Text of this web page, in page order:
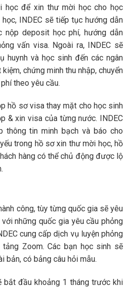
học để xin thư mời học cho học
INDEC sẽ tiếp tục hướng dẫn
nộp deposit học phí, hướng dẫn
vấn visa. Ngoài ra, INDEC sẽ
huynh và học sinh đến các ngân
chứng minh thu nhập, chuyển
theo yêu cầu.
hồ sơ visa thay mặt cho học sinh
& xin visa của từng nước. INDEC
thông tin minh bạch và báo cho
trong hồ sơ xin thư mời học, hồ
hàng có thể chủ động được lộ
công, tùy từng quốc gia sẽ yêu
những quốc gia yêu cầu phỏng
cung cấp dịch vụ luyện phỏng
Zoom. Các bạn học sinh sẽ
bản, có bảng câu hỏi mẫu.
bắt đầu khoảng 1 tháng trước khi